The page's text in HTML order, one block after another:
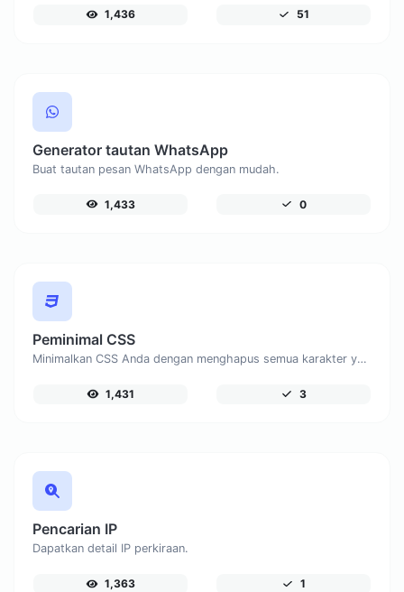
1,436 51
Generator tautan WhatsApp
Buat tautan pesan WhatsApp dengan mudah.
1,433 0
Peminimal CSS
Minimalkan CSS Anda dengan menghapus semua karakter yang tidak perlu.
1,431 3
Pencarian IP
Dapatkan detail IP perkiraan.
1,363 1